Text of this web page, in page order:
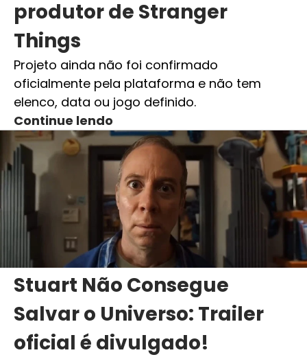
produtor de Stranger
Things
Projeto ainda não foi confirmado
oficialmente pela plataforma e não tem
elenco, data ou jogo definido.
Continue lendo
Stuart Não Consegue
Salvar o Universo: Trailer
oficial é divulgado!